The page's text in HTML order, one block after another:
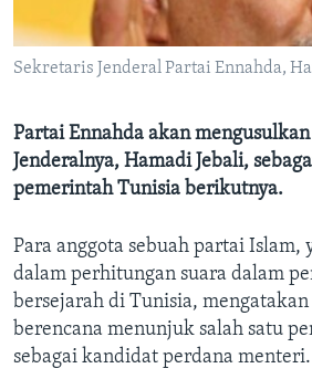
Bahasa-bahasa
Sekretaris Jenderal Partai Ennahda,
Partai Ennahda akan
Jenderalnya, Hamadi Jebali,
pemerintah Tunisia berikutnya.
Para anggota sebuah partai Islam,
dalam perhitungan suara dalam
bersejarah di Tunisia,
berencana menunjuk salah satu
sebagai kandidat perdana menteri.